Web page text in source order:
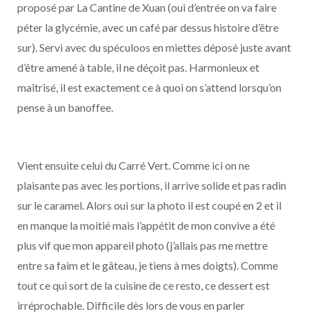
proposé par La Cantine de Xuan (oui d’entrée on va faire
péter la glycémie, avec un café par dessus histoire d’être
sur). Servi avec du spéculoos en miettes déposé juste avant
d’être amené à table, il ne déçoit pas. Harmonieux et
maîtrisé, il est exactement ce à quoi on s’attend lorsqu’on
pense à un banoffee.
Vient ensuite celui du Carré Vert. Comme ici on ne
plaisante pas avec les portions, il arrive solide et pas radin
sur le caramel. Alors oui sur la photo il est coupé en 2 et il
en manque la moitié mais l’appétit de mon convive a été
plus vif que mon appareil photo (j’allais pas me mettre
entre sa faim et le gâteau, je tiens à mes doigts). Comme
tout ce qui sort de la cuisine de ce resto, ce dessert est
irréprochable. Difficile dès lors de vous en parler